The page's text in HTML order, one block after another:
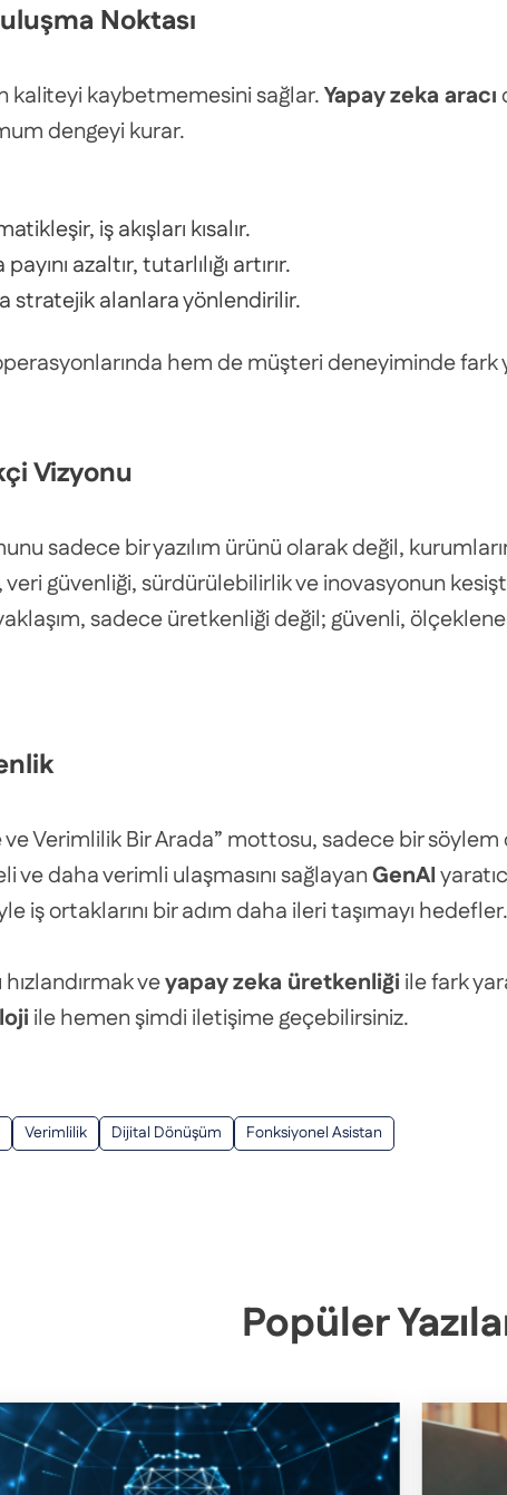
Noktası
kaliteyi kaybetmemesini sağlar.Yapay zeka aracı
dengeyi kurar.
iş akışları kısalır.
azaltır, tutarlılığı artırır.
stratejik alanlara yönlendirilir.
hem de müşteri deneyiminde fark
Vizyonu
sadece bir yazılım ürünü olarak değil,
veri güvenliği, sürdürülebilirlik ve inovasyonun
sadece üretkenliği değil; güvenli,
Verimlilik Bir Arada” mottosu, sadece bir
ve daha verimli ulaşmasını sağlayanGenAI
iş ortaklarını bir adım daha ileri taşımayı hedefler.
veyapay zeka üretkenliği ile fark
ile hemen şimdi iletişime geçebilirsiniz.
Verimlilik Dijital Dönüşüm
Fonksiyonel Asistan
Popüler